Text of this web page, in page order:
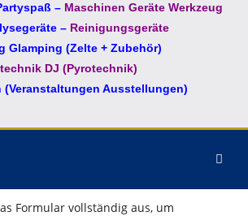
– Maschinen Geräte Werkzeug
– Reinigungsgeräte
Glamping (Zelte + Zubehör)
DJ (Pyrotechnik)
(Veranstaltungen Ausstellungen)
Formular vollständig aus, um